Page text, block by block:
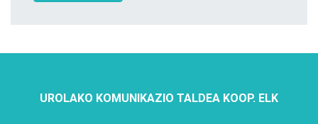
UROLAKO KOMUNIKAZIO TALDEA KOOP. ELK